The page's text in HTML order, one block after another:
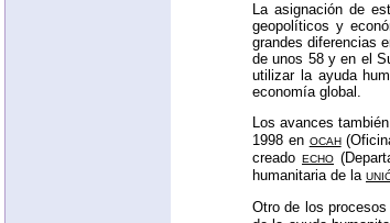
La asignación de
geopolíticos y
grandes diferencias
de unos 58 y en el
utilizar la ayuda
economía global.
Los avances
1998 en ocah
creado echo
humanitaria de la
Otro de los